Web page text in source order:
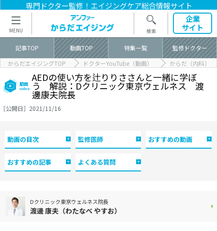
専門ドクター監修！ エイジングケア総合情報サイト
企業
サイト
記事TOP 動画TOP 特集一覧
監修ドクター
からだエイジングTOP
ドクターYouTube（動画） からだ（内科）
動画
video
AEDの使い方を辻りりささんと一緒に学ぼ
う 解説：Dクリニック東京ウェルネス 渡
邊康夫院長
［公開日］2021/11/16
動画の目次 監修医師 おすすめの動画
おすすめの記事 よくある質問
Dクリニック東京ウェルネス院長
渡邊 康夫（わたなべ やすお）